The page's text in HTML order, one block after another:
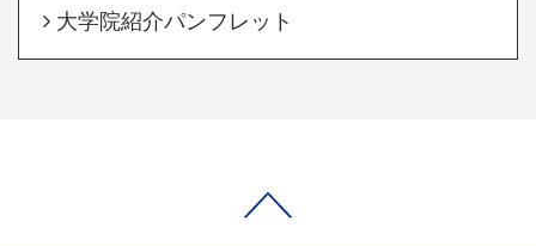
大学院紹介パンフレット